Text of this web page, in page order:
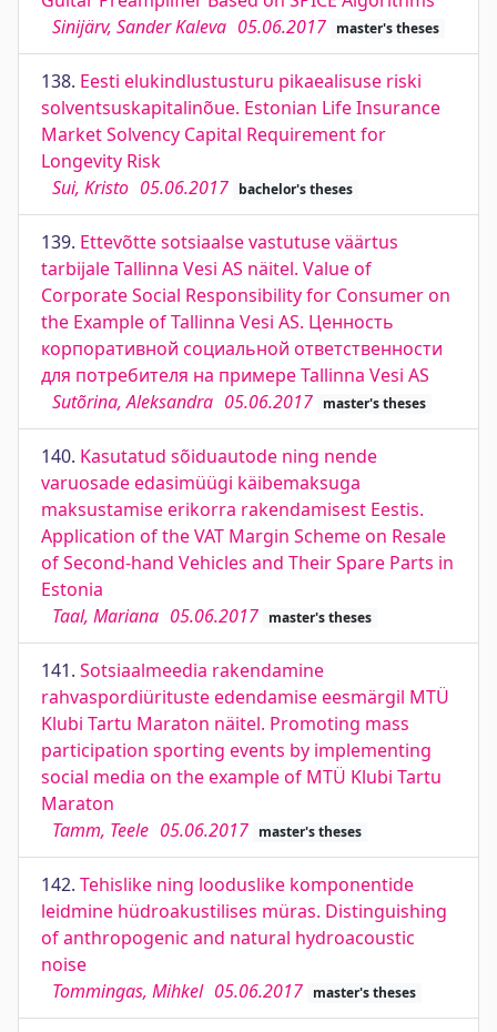
Sinijärv, Sander Kaleva 05.06.2017 master's theses
138. Eesti elukindlustusturu pikaealisuse riski
solventsuskapitalinõue. Estonian Life Insurance
Market Solvency Capital Requirement for
Longevity Risk
Sui, Kristo 05.06.2017 bachelor's theses
139. Ettevõtte sotsiaalse vastutuse väärtus
tarbijale Tallinna Vesi AS näitel. Value of
Corporate Social Responsibility for Consumer on
the Example of Tallinna Vesi AS. Ценность
корпоративной социальной ответственности
для потребителя на примере Tallinna Vesi AS
Sutõrina, Aleksandra 05.06.2017 master's theses
140. Kasutatud sõiduautode ning nende
varuosade edasimüügi käibemaksuga
maksustamise erikorra rakendamisest Eestis.
Application of the VAT Margin Scheme on Resale
of Second-hand Vehicles and Their Spare Parts in
Estonia
Taal, Mariana 05.06.2017 master's theses
141. Sotsiaalmeedia rakendamine
rahvaspordiürituste edendamise eesmärgil MTÜ
Klubi Tartu Maraton näitel. Promoting mass
participation sporting events by implementing
social media on the example of MTÜ Klubi Tartu
Maraton
Tamm, Teele 05.06.2017 master's theses
142. Tehislike ning looduslike komponentide
leidmine hüdroakustilises müras. Distinguishing
of anthropogenic and natural hydroacoustic
noise
Tommingas, Mihkel 05.06.2017 master's theses